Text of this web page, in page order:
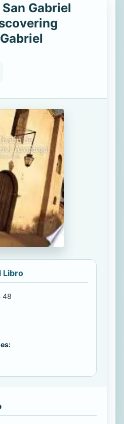
Gabriel
Libro
48